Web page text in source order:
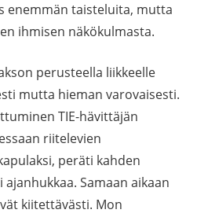
enemmän taisteluita, mutta
ihmisen näkökulmasta.
perusteella liikkeelle
mutta hieman varovaisesti.
TIE-hävittäjän
riitelevien
peräti kahden
Samaan aikaan
kiitettävästi. Mon